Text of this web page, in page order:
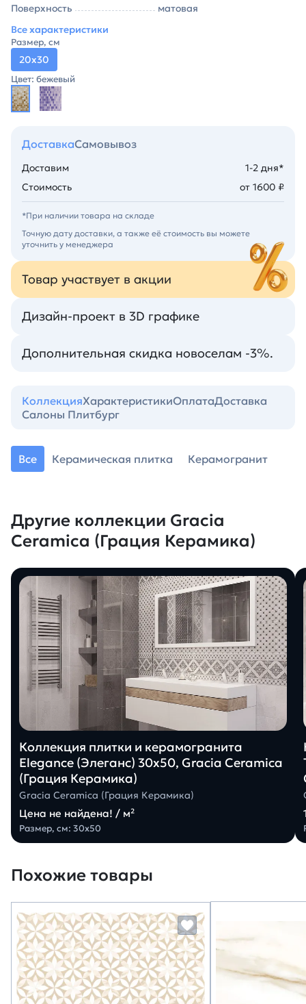
Поверхность
матовая
Все характеристики
Размер, см
20х30
Цвет: бежевый
ДоставкаСамовывоз
Доставим
1-2 дня*
Стоимость
от 1600 ₽
*При наличии товара на складе
Точную дату доставки, а также её стоимость вы можете
уточнить у менеджера
Товар участвует в акции
Дизайн-проект в 3D графике
Дополнительная скидка новоселам -3%.
КоллекцияХарактеристикиОплатаДоставка
Салоны Плитбург
Все Керамическая плитка Керамогранит
Другие коллекции Gracia
Ceramica (Грация Керамика)
Коллекция плитки и керамогранита
Elegance (Элеганс) 30х50, Gracia Ceramica
(Грация Керамика)
Gracia Ceramica (Грация Керамика)
Цена не найдена! / м²
Размер, см: 30х50
Похожие товары